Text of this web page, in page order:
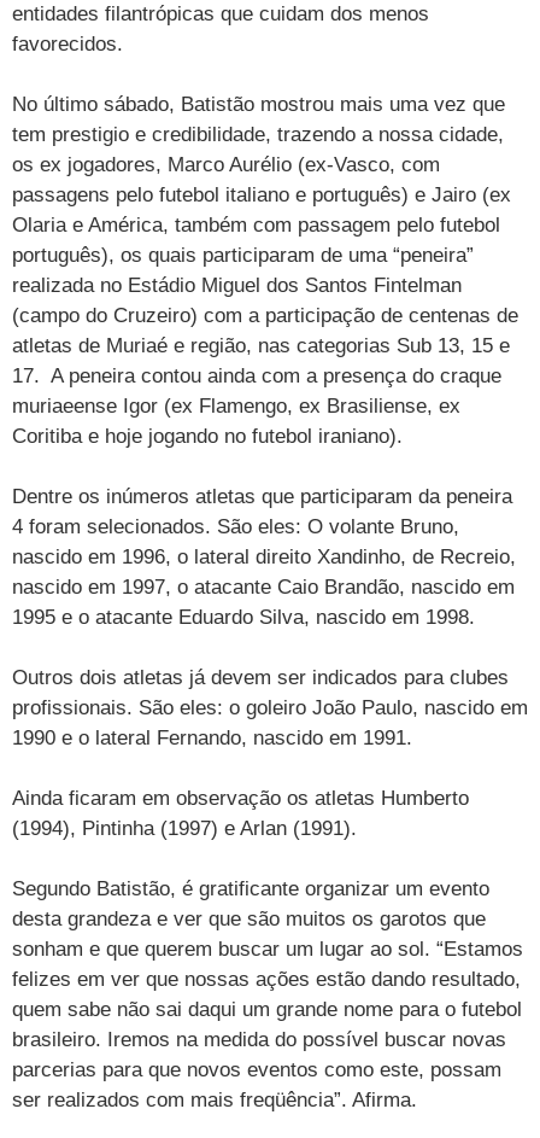
entidades filantrópicas que cuidam dos menos
favorecidos.
No último sábado, Batistão mostrou mais uma vez que
tem prestigio e credibilidade, trazendo a nossa cidade,
os ex jogadores, Marco Aurélio (ex-Vasco, com
passagens pelo futebol italiano e português) e Jairo (ex
Olaria e América, também com passagem pelo futebol
português), os quais participaram de uma “peneira”
realizada no Estádio Miguel dos Santos Fintelman
(campo do Cruzeiro) com a participação de centenas de
atletas de Muriaé e região, nas categorias Sub 13, 15 e
17. A peneira contou ainda com a presença do craque
muriaeense Igor (ex Flamengo, ex Brasiliense, ex
Coritiba e hoje jogando no futebol iraniano).
Dentre os inúmeros atletas que participaram da peneira
4 foram selecionados. São eles: O volante Bruno,
nascido em 1996, o lateral direito Xandinho, de Recreio,
nascido em 1997, o atacante Caio Brandão, nascido em
1995 e o atacante Eduardo Silva, nascido em 1998.
Outros dois atletas já devem ser indicados para clubes
profissionais. São eles: o goleiro João Paulo, nascido em
1990 e o lateral Fernando, nascido em 1991.
Ainda ficaram em observação os atletas Humberto
(1994), Pintinha (1997) e Arlan (1991).
Segundo Batistão, é gratificante organizar um evento
desta grandeza e ver que são muitos os garotos que
sonham e que querem buscar um lugar ao sol. “Estamos
felizes em ver que nossas ações estão dando resultado,
quem sabe não sai daqui um grande nome para o futebol
brasileiro. Iremos na medida do possível buscar novas
parcerias para que novos eventos como este, possam
ser realizados com mais freqüência”. Afirma.